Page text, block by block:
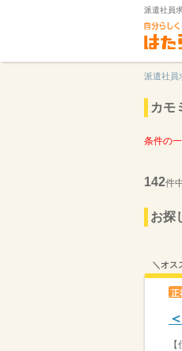
派遣社員
派遣社員
カモ
条件の
142件
お探
＼オス
正